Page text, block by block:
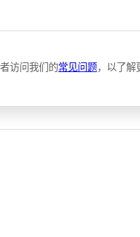
访问我们的常见问题 ，以了解